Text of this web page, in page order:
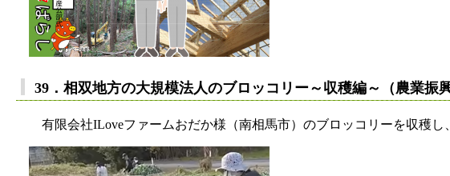
39．相双地方の大規模法人のブロッコリー～収穫編～（農業振
有限会社ILoveファームおだか様（南相馬市）のブロッコリーを収穫し